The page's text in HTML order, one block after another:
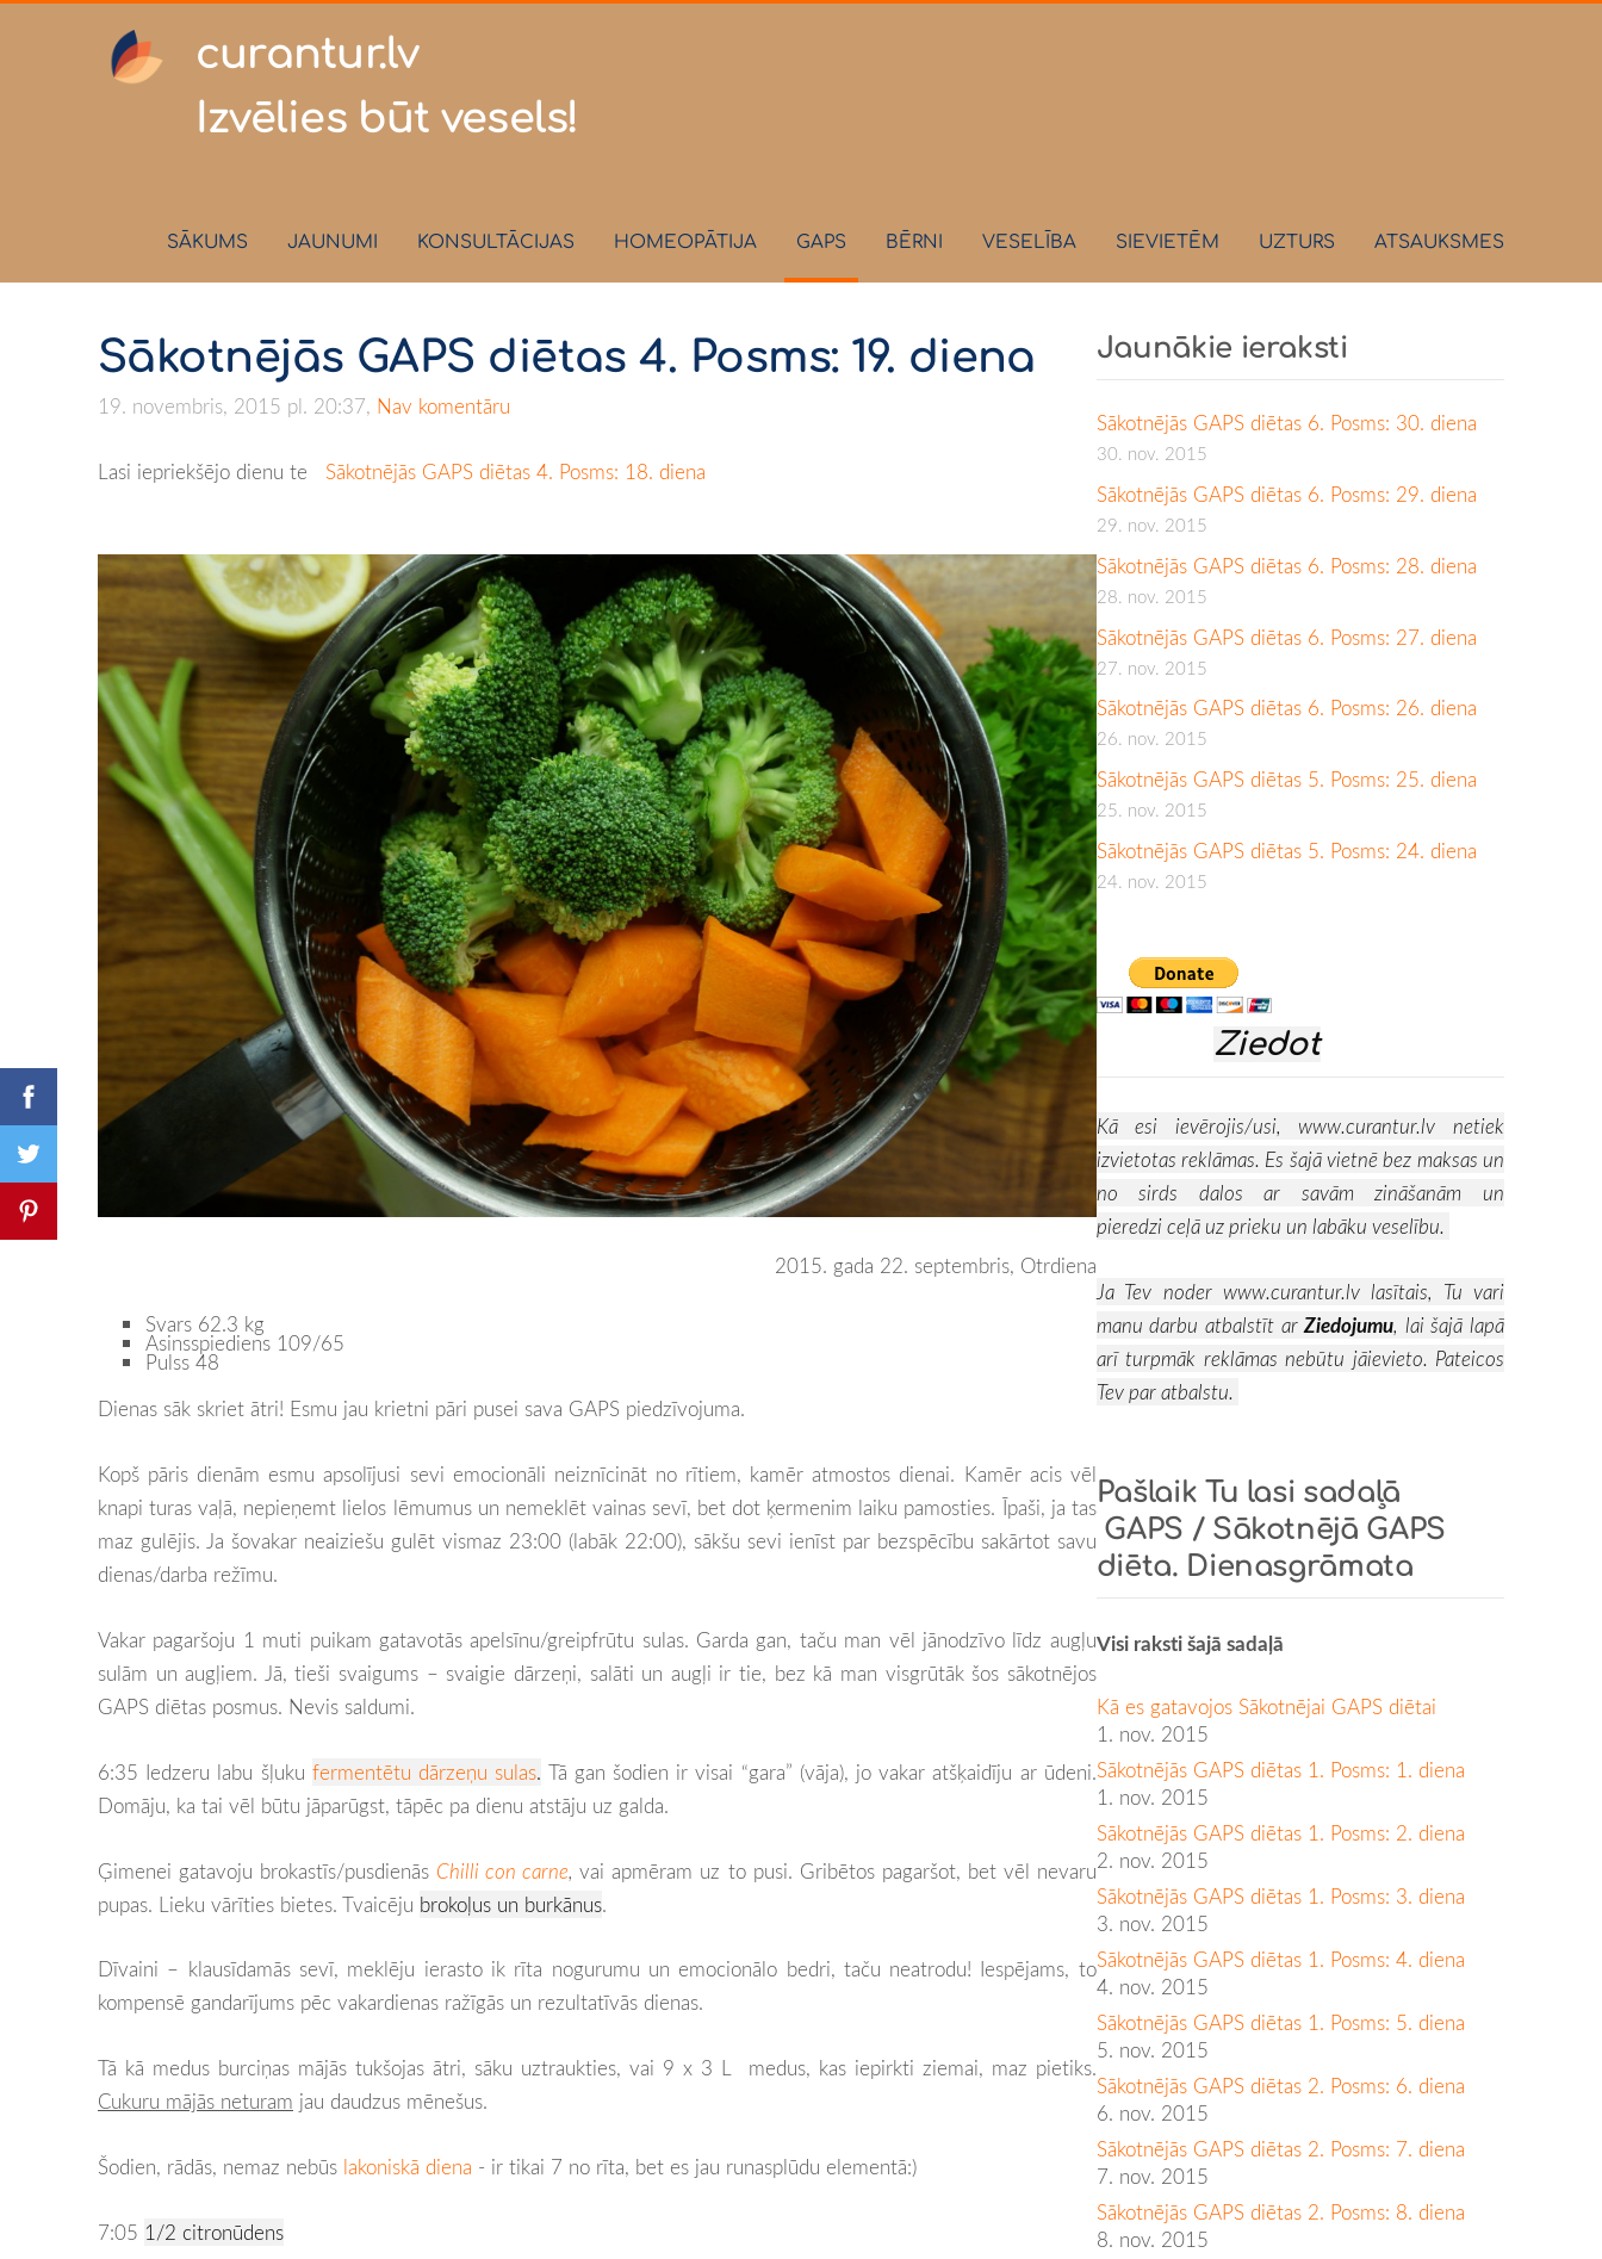
curantur.lv
Izvēlies būt vesels!
SĀKUMS JAUNUMI KONSULTĀCIJAS HOMEOPĀTIJA GAPS BĒRNI VESELĪBA SIEVIETĒM UZTURS ATSAUKSMES
Jaunākie ieraksti
Sākotnējās GAPS diētas 6. Posms: 30. diena
30. nov. 2015
Sākotnējās GAPS diētas 6. Posms: 29. diena
29. nov. 2015
Sākotnējās GAPS diētas 6. Posms: 28. diena
28. nov. 2015
Sākotnējās GAPS diētas 6. Posms: 27. diena
27. nov. 2015
Sākotnējās GAPS diētas 6. Posms: 26. diena
26. nov. 2015
Sākotnējās GAPS diētas 5. Posms: 25. diena
25. nov. 2015
Sākotnējās GAPS diētas 5. Posms: 24. diena
24. nov. 2015
Ziedot
Kā esi ievērojis/usi, www.curantur.lv
netiek
izvietotas reklāmas. Es šajā vietnē bez maksas un
no sirds dalos ar savām zināšanām un
pieredzi ceļā uz prieku un labāku veselību.
Ja Tev noder www.curantur.lvlasītais, Tu vari
manu darbu atbalstīt ar Ziedojumu, lai šajā lapā
arī turpmāk reklāmas nebūtu jāievieto. Pateicos
Tev par atbalstu.
Pašlaik Tu lasi sadaļā
GAPS / Sākotnējā GAPS
diēta. Dienasgrāmata
Visi raksti šajā sadaļā
Kā es gatavojos Sākotnējai GAPS diētai
1. nov. 2015
Sākotnējās GAPS diētas 1. Posms: 1. diena
1. nov. 2015
Sākotnējās GAPS diētas 1. Posms: 2. diena
2. nov. 2015
Sākotnējās GAPS diētas 1. Posms: 3. diena
3. nov. 2015
Sākotnējās GAPS diētas 1. Posms: 4. diena
4. nov. 2015
Sākotnējās GAPS diētas 1. Posms: 5. diena
5. nov. 2015
Sākotnējās GAPS diētas 2. Posms: 6. diena
6. nov. 2015
Sākotnējās GAPS diētas 2. Posms: 7. diena
7. nov. 2015
Sākotnējās GAPS diētas 2. Posms: 8. diena
8. nov. 2015
Sākotnējās GAPS diētas 4. Posms: 19. diena
19. novembris, 2015 pl. 20:37, Nav komentāru
Lasi iepriekšējo dienu te Sākotnējās GAPS diētas 4. Posms: 18. diena
2015. gada 22. septembris, Otrdiena
Svars 62.3 kg
Asinsspiediens 109/65
Pulss 48
Dienas sāk skriet ātri! Esmu jau krietni pāri pusei sava GAPS piedzīvojuma.
Kopš pāris dienām esmu apsolījusi sevi emocionāli neiznīcināt no rītiem, kamēr atmostos dienai. Kamēr acis vēl
knapi turas vaļā, nepieņemt lielos lēmumus un nemeklēt vainas sevī, bet dot ķermenim laiku pamosties. Īpaši, ja tas
maz gulējis. Ja šovakar neaiziešu gulēt vismaz 23:00 (labāk 22:00), sākšu sevi ienīst par bezspēcību sakārtot savu
dienas/darba režīmu.
Vakar pagaršoju 1 muti puikam gatavotās apelsīnu/greipfrūtu sulas. Garda gan, taču man vēl jānodzīvo līdz augļu
sulām un augļiem. Jā, tieši svaigums – svaigie dārzeņi, salāti un augļi ir tie, bez kā man visgrūtāk šos sākotnējos
GAPS diētas posmus. Nevis saldumi.
6:35 Iedzeru labu šļuku fermentētu dārzeņu sulas. Tā gan šodien ir visai “gara” (vāja), jo vakar atšķaidīju ar ūdeni.
Domāju, ka tai vēl būtu jāparūgst, tāpēc pa dienu atstāju uz galda.
Ģimenei gatavoju brokastīs/pusdienās Chilli con carne,vai apmēram uz to pusi. Gribētos pagaršot, bet vēl nevaru
pupas. Lieku vārīties bietes. Tvaicēju brokoļus un burkānus.
Dīvaini – klausīdamās sevī, meklēju ierasto ik rīta nogurumu un emocionālo bedri, taču neatrodu! Iespējams, to
kompensē gandarījums pēc vakardienas ražīgās un rezultatīvās dienas.
Tā kā medus burciņas mājās tukšojas ātri, sāku uztraukties, vai 9 x 3 L medus, kas iepirkti ziemai, maz pietiks.
Cukuru mājās neturam jau daudzus mēnešus.
Šodien, rādās, nemaz nebūs lakoniskā diena - ir tikai 7 no rīta, bet es jau runasplūdu elementā:)
7:05 1/2 citronūdens